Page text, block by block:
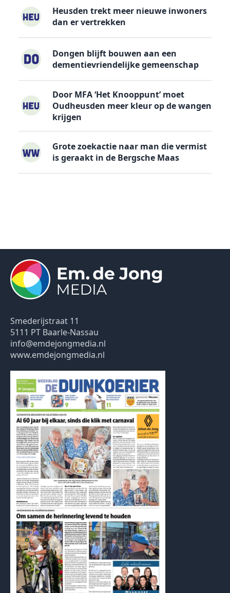
Heusden trekt meer nieuwe inwoners
dan er vertrekken
Dongen blijft bouwen aan een
dementievriendelijke gemeenschap
Door MFA ‘Het Knooppunt’ moet
Oudheusden meer kleur op de wangen
krijgen
Grote zoekactie naar man die vermist
is geraakt in de Bergsche Maas
Smederijstraat 11
5111 PT Baarle-Nassau
info@emdejongmedia.nl
www.emdejongmedia.nl